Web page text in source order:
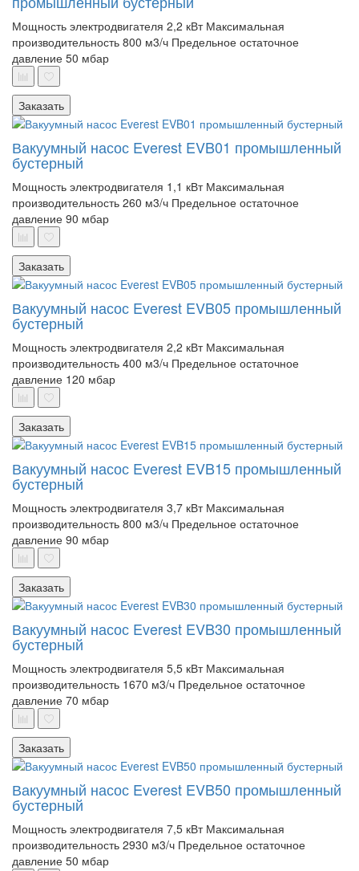
Мощность электродвигателя 2,2 кВт Максимальная
производительность 800 м3/ч Предельное остаточное
давление 50 мбар
Заказать
Вакуумный насос Everest EVB01 промышленный
бустерный
Мощность электродвигателя 1,1 кВт Максимальная
производительность 260 м3/ч Предельное остаточное
давление 90 мбар
Заказать
Вакуумный насос Everest EVB05 промышленный
бустерный
Мощность электродвигателя 2,2 кВт Максимальная
производительность 400 м3/ч Предельное остаточное
давление 120 мбар
Заказать
Вакуумный насос Everest EVB15 промышленный
бустерный
Мощность электродвигателя 3,7 кВт Максимальная
производительность 800 м3/ч Предельное остаточное
давление 90 мбар
Заказать
Вакуумный насос Everest EVB30 промышленный
бустерный
Мощность электродвигателя 5,5 кВт Максимальная
производительность 1670 м3/ч Предельное остаточное
давление 70 мбар
Заказать
Вакуумный насос Everest EVB50 промышленный
бустерный
Мощность электродвигателя 7,5 кВт Максимальная
производительность 2930 м3/ч Предельное остаточное
давление 50 мбар